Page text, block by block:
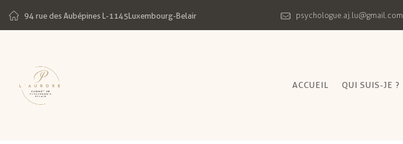
94 rue des Aubépines L-1145Luxembourg-Belair psychologue.aj.lu@gmail.com
ACCUEIL QUI SUIS-JE ?